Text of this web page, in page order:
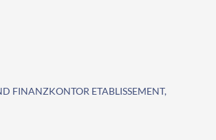
FINANZKONTOR ETABLISSEMENT,